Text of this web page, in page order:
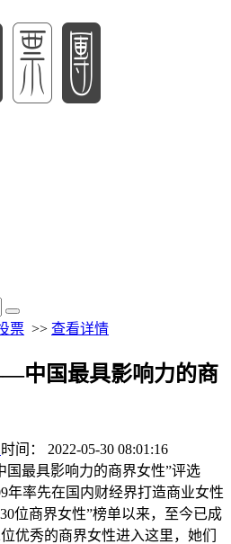
票 >> 查看详情
中国最具影响力的商
时间： 2022-05-30 08:01:16
最具影响力的商界女性”评选
年率先在国内财经界打造商业女性
位商界女性”榜单以来，至今已成
优秀的商界女性进入这里，她们